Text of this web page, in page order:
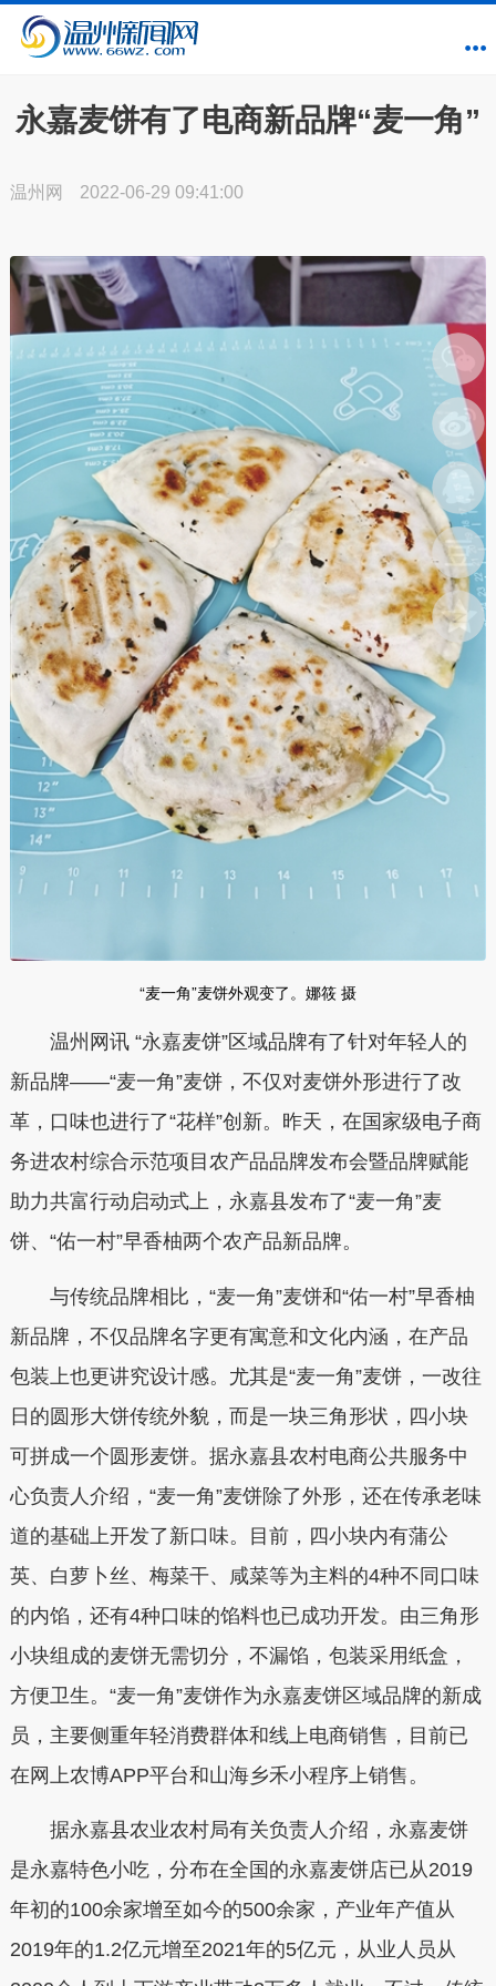
永嘉麦饼有了电商新品牌“麦一角”
温州网 2022-06-29 09:41:00
“麦一角”麦饼外观变了。娜筱 摄
温州网讯 “永嘉麦饼”区域品牌有了针对年轻人的
新品牌——“麦一角”麦饼，不仅对麦饼外形进行了改
革，口味也进行了“花样”创新。昨天，在国家级电子商
务进农村综合示范项目农产品品牌发布会暨品牌赋能
助力共富行动启动式上，永嘉县发布了“麦一角”麦
饼、“佑一村”早香柚两个农产品新品牌。
与传统品牌相比，“麦一角”麦饼和“佑一村”早香柚
新品牌，不仅品牌名字更有寓意和文化内涵，在产品
包装上也更讲究设计感。尤其是“麦一角”麦饼，一改往
日的圆形大饼传统外貌，而是一块三角形状，四小块
可拼成一个圆形麦饼。据永嘉县农村电商公共服务中
心负责人介绍，“麦一角”麦饼除了外形，还在传承老味
道的基础上开发了新口味。目前，四小块内有蒲公
英、白萝卜丝、梅菜干、咸菜等为主料的4种不同口味
的内馅，还有4种口味的馅料也已成功开发。由三角形
小块组成的麦饼无需切分，不漏馅，包装采用纸盒，
方便卫生。“麦一角”麦饼作为永嘉麦饼区域品牌的新成
员，主要侧重年轻消费群体和线上电商销售，目前已
在网上农博APP平台和山海乡禾小程序上销售。
据永嘉县农业农村局有关负责人介绍，永嘉麦饼
是永嘉特色小吃，分布在全国的永嘉麦饼店已从2019
年初的100余家增至如今的500余家，产业年产值从
2019年的1.2亿元增至2021年的5亿元，从业人员从